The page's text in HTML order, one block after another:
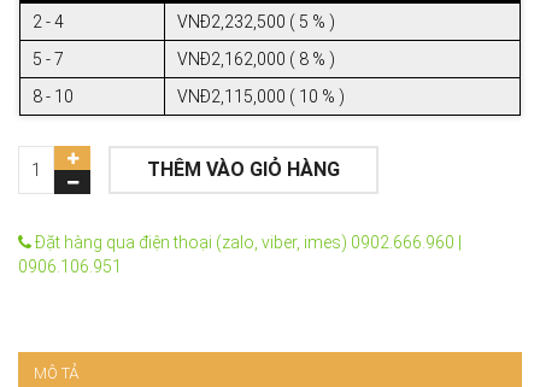
2 - 4
VNĐ2,232,500 ( 5 % )
5 - 7
VNĐ2,162,000 ( 8 % )
8 - 10
VNĐ2,115,000 ( 10 % )
THÊM VÀO GIỎ HÀNG
Đặt hàng qua điện thoại (zalo, viber, imes) 0902.666.960 |
0906.106.951
MÔ TẢ